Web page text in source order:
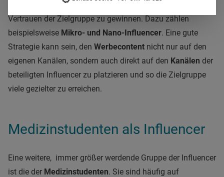
Mitte der Community
Vertrauen der Zielgruppe zu gewinnen. Dazu zählen
beispielsweise Mikro- und Nano-Influencer. Eine gute
Strategie kann sein, den Werbecontent nicht nur auf den
eigenen Kanälen, sondern auch direkt auf den Kanälen der
beteiligten Influencer zu platzieren und so die Zielgruppe
viele gezielter zu erreichen.
Medizinstudenten als Influencer
Eine weitere, immer größer werdende Gruppe der Influencer
ist die der Medizinstudenten. Sie sind häufig auf